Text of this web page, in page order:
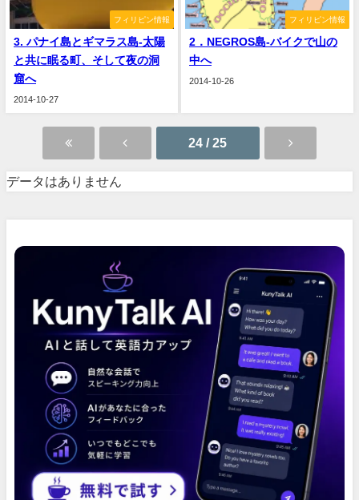
フィリピン情報
3. パナイ島とギマラス島-太陽
と共に眠る町、そして夜の洞
窟へ
2014-10-27
フィリピン情報
2．NEGROS島-バイクで山の
中へ
2014-10-26
24 / 25
データはありません